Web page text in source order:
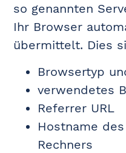
so genannten
Ihr Browser
übermittelt. Dies
Browsertyp
verwendetes
Referrer URL
Hostname
Rechners